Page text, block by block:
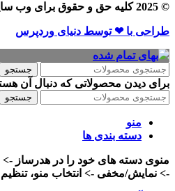
© 2025 کلیه حق و حقوق برای وب سایت مشاهیر محفوظ می باشد
طراحی با ❤ توسط​ دنیای وردپرس
جستجو
برای دیدن محصولاتی که دنبال آن
جستجو
منو
دسته بندی ها
منوی دسته های خود را در هدرساز ->
-> نمایش/مخفی -> انتخاب منو، تنظیم